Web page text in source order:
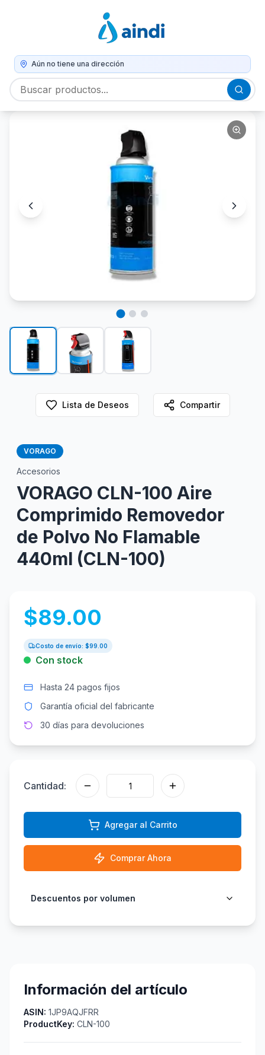
Aún no tiene una dirección
Lista de Deseos Compartir
VORAGO
Accesorios
VORAGO CLN-100 Aire
Comprimido Removedor
de Polvo No Flamable
440ml (CLN-100)
$89.00
Costo de envío: $99.00
Con stock
Hasta 24 pagos fijos
Garantía oficial del fabricante
30 días para devoluciones
Cantidad:
Agregar al Carrito
Comprar Ahora
Descuentos por volumen
Información del artículo
ASIN: 1JP9AQJFRR
ProductKey: CLN-100